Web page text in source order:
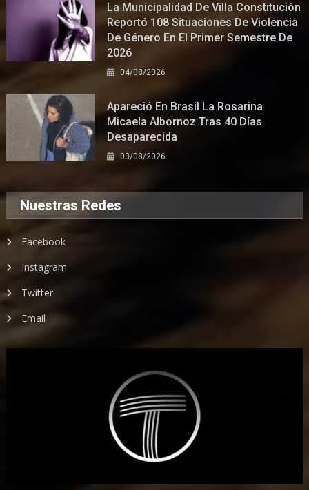
La Municipalidad De Villa Constitución
Reportó 108 Situaciones De Violencia
De Género En El Primer Semestre De
2026
04/08/2026
Apareció En Brasil La Rosarina
Micaela Albornoz Tras 40 Días
Desaparecida
03/08/2026
Nuestras Redes
Facebook
Instagram
Twitter
Email